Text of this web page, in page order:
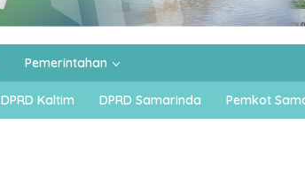
Pemerintahan
DPRD Kaltim DPRD Samarinda Pemkot